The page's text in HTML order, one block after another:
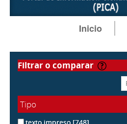
Inicio
filtrar o comparar
Tipo